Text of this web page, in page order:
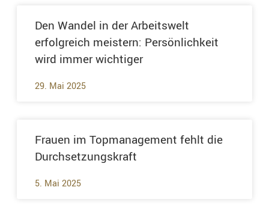
Den Wandel in der Arbeitswelt
erfolgreich meistern: Persönlichkeit
wird immer wichtiger
29. Mai 2025
Frauen im Topmanagement fehlt die
Durchsetzungskraft
5. Mai 2025